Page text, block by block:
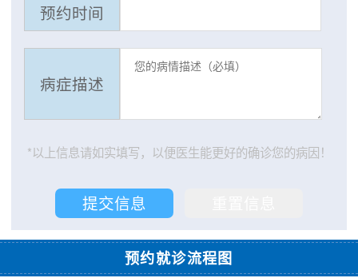
预约时间
病症描述
*以上信息请如实填写，以便医生能更好的确诊您的病因！
预约就诊流程图